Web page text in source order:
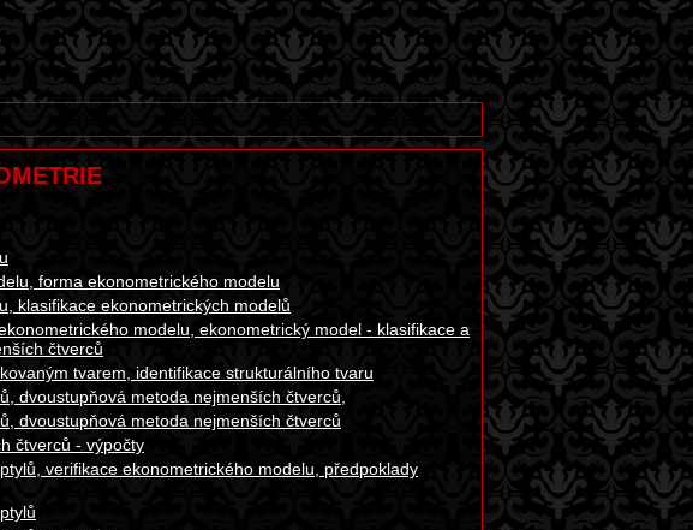
forma ekonometrického modelu
klasifikace ekonometrických modelů
modelu, ekonometrický model - klasifikace a
čtverců
tvarem, identifikace strukturálního tvaru
dvoustupňová metoda nejmenších čtverců,
dvoustupňová metoda nejmenších čtverců
čtverců - výpočty
verifikace ekonometrického modelu, předpoklady